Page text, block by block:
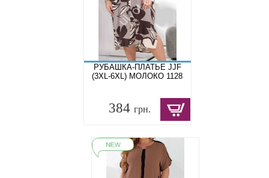
РУБАШКА-ПЛАТЬЕ JJF
(3XL-6XL) МОЛОКО 1128
384 грн.